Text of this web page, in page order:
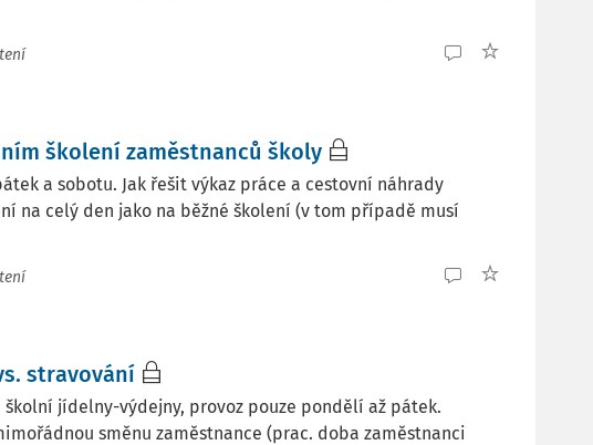
školení zaměstnanců školy
a sobotu. Jak řešit výkaz práce a cestovní náhrady
na celý den jako na běžné školení (v tom případě musí
stravování
jídelny-výdejny, provoz pouze pondělí až pátek.
směnu zaměstnance (prac. doba zaměstnanci